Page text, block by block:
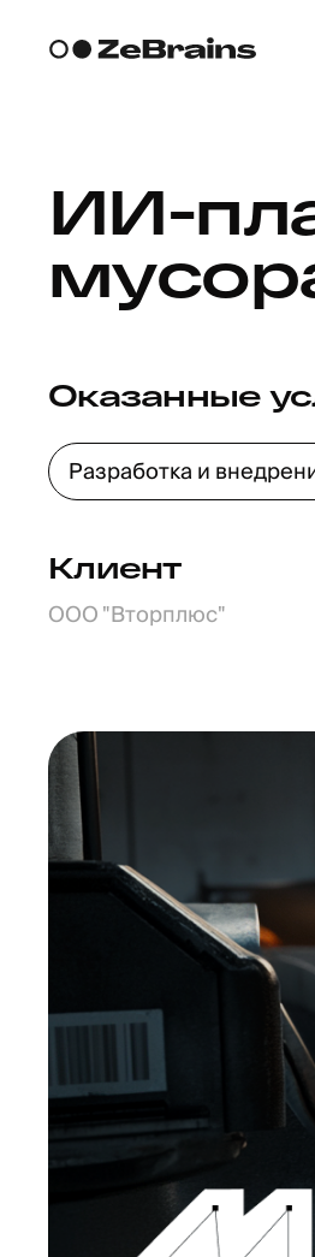
ИИ-
Оказанные
Разработка и
Клиент
ООО "Вторплюс"